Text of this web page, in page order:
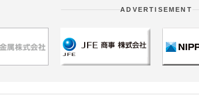
ADVERTISEMENT